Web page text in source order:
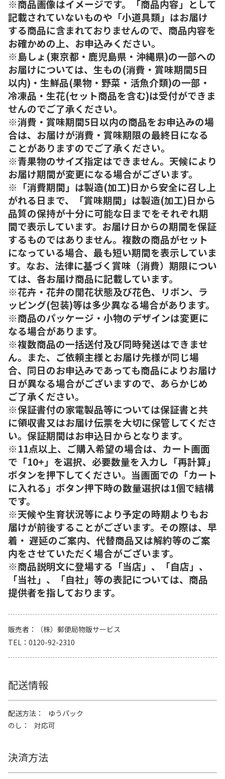
※商品画像はイメージです。「商品内容」として
記載されていないものや「小道具類」はお届け
する商品に含まれておりませんので、商品内容を
お確かめの上、お申込みください。
※島しょ(東京都・鹿児島県・沖縄県)の一部への
お届けについては、生もの(消費・賞味期間5日
以内)・生鮮品(果物・野菜・活魚介類)の一部・
冷凍品・生花(セット商品を含む)は受付ができま
せんのでご了承ください。
※消費・賞味期間5日以内の商品をお申込みの場
合は、お届けが消費・賞味期限の最終日になる
ことがありますのでご了承ください。
※青果物のサイズ指定はできません。天候により
お届け期間が変更になる場合がございます。
※「消費期間」は製造(加工)日から安全に召し上
がれる日まで、「賞味期間」は製造(加工)日から
品質の保持が十分に可能な日までをそれぞれ期
間で表示しています。お届け日からの期間を保証
するものではありません。複数の商品がセット
になっている場合、最も短い期間を表示していま
す。なお、法律に基づく賞味（消費）期限につい
ては、各お届け商品に記載しています。
※花卉・花弁の開花状態及び花色、リボン、ラ
ッピング(包装)等は多少異なる場合があります。
※商品のパッケージ・小物のデザインは変更に
なる場合があります。
※複数商品の一括送付及び同時発送はできませ
ん。また、ご依頼主様とお届け先様が同じ場
合、同日のお申込みであっても商品によりお届け
日が異なる場合がございますので、あらかじめ
ご了承ください。
※保証書付の家電製品等については保証書と共
に領収書又はお届け伝票を大切に保管してくださ
い。保証期間はお申込日からとなります。
※11点以上、ご購入希望の場合は、カート画面
で「10+」を選択、必要数量を入力し「再計算」
ボタンを押下してください。当画面での「カート
に入れる」ボタン押下時の数量選択は1個で結構
です。
※天候や生育状況等により予定の時期よりもお
届けが前後することがございます。その際は、早
着・ 遅延のご案内、代替商品又は解約等のご案
内をさせていただく場合がございます。
※商品説明文に登場する「当店」、「自店」、
「当社」、「自社」等の表記については、商品
提供者を指しております。
販売者
（株）郵便局物販サービス
TEL
0120-92-2310
配送情報
配送方法
ゆうパック
のし
対応可
決済方法